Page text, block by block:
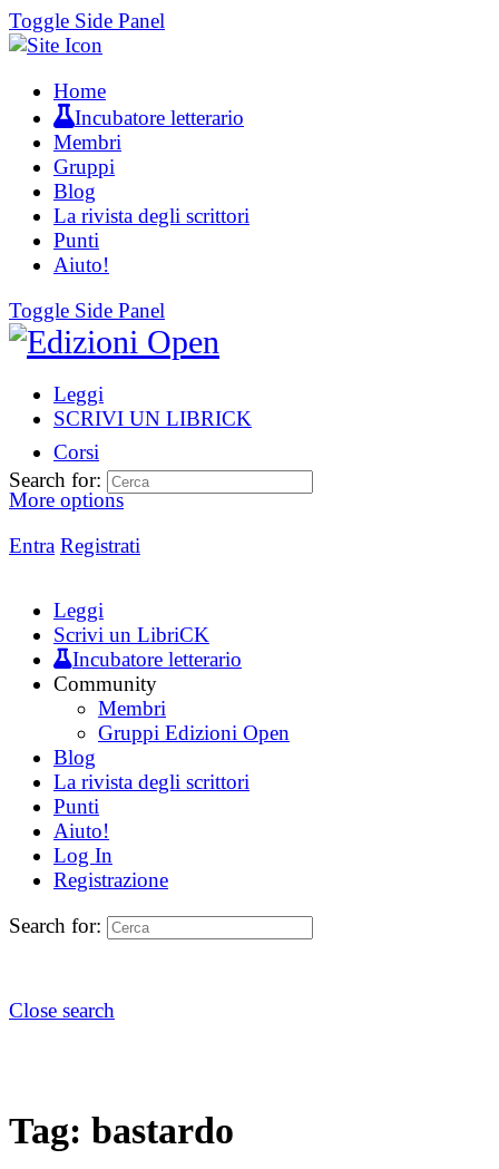
Toggle Side Panel
Home
Incubatore letterario
Membri
Gruppi
Blog
La rivista degli scrittori
Punti
Aiuto!
Toggle Side Panel
Leggi
SCRIVI UN LIBRICK
Corsi
More options
Entra Registrati
Search for:
Leggi
Scrivi un LibriCK
Incubatore letterario
Community
Membri
Gruppi Edizioni Open
Blog
La rivista degli scrittori
Punti
Aiuto!
Log In
Registrazione
Search for:
Close search
Tag: bastardo